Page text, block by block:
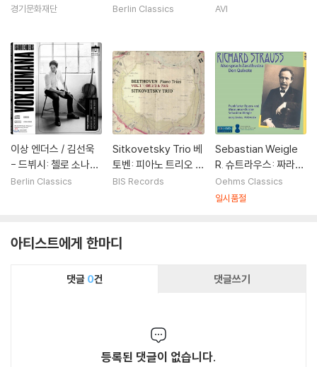
eajoon Ryu: Symph
경기문화재단
와 오케스트라를 위한
estra)
Berlin Classics
g Enders 브람스: 비
연주 버전]
AVI
이상 엔더스 / 김선욱
- 드뷔시: 첼로 소나타
/ 스트라빈스키: 엘레
Berlin Classics
Sitkovetsky Trio 베
토벤: 피아노 트리오 1
집 (Beethoven: Pia
BIS Records
Sebastian Weigle
R. 슈트라우스: 짜라투
스트라는 이렇게 말했
다, 돈키호테 (R. Stra
Oehms Classics
일시품절
아티스트에게 한마디
댓글 0건 댓글쓰기
등록된 댓글이 없습니다.